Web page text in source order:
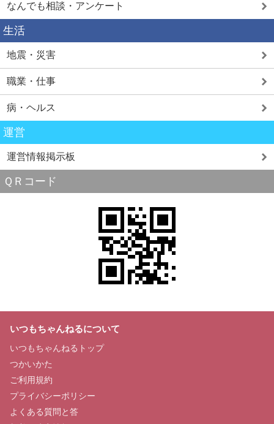
なんでも相談・アンケート
生活
地震・災害
職業・仕事
病・ヘルス
運営
運営情報掲示板
ＱＲコード
いつもちゃんねるについて
いつもちゃんねるトップ
つかいかた
ご利用規約
プライバシーポリシー
よくある質問と答